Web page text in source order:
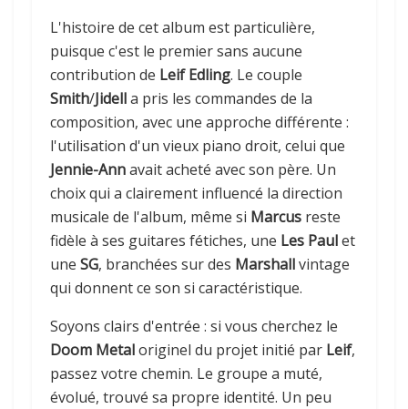
L'histoire de cet album est particulière,
puisque c'est le premier sans aucune
contribution de Leif Edling. Le couple
Smith/Jidella pris les commandes de la
composition, avec une approche différente :
l'utilisation d'un vieux piano droit, celui que
Jennie-Annavait acheté avec son père. Un
choix qui a clairement influencé la direction
musicale de l'album, même si Marcus reste
fidèle à ses guitares fétiches, une Les Paulet
une SG, branchées sur des Marshallvintage
qui donnent ce son si caractéristique.
Soyons clairs d'entrée : si vous cherchez le
Doom Metaloriginel du projet initié par Leif,
passez votre chemin. Le groupe a muté,
évolué, trouvé sa propre identité. Un peu